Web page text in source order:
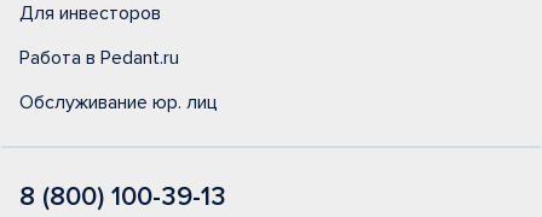
Для инвесторов
Работа в Pedant.ru
Обслуживание юр. лиц
8 (800) 100-39-13